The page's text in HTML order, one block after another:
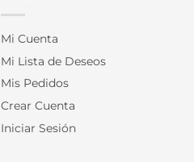
Mi Cuenta
Mi Lista de Deseos
Mis Pedidos
Crear Cuenta
Iniciar Sesión